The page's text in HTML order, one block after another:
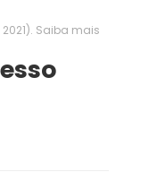
Saiba mais